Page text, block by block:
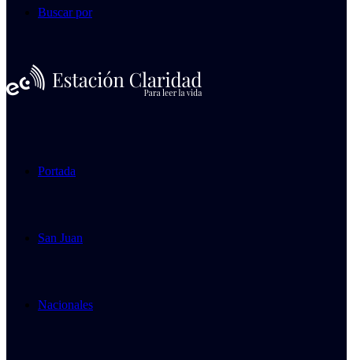
Buscar por
Portada
San Juan
Nacionales